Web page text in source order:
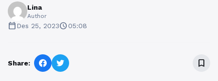
Lina
Author
calendar_todayDes 25, 2023schedule05:08
Share: bookmark_border